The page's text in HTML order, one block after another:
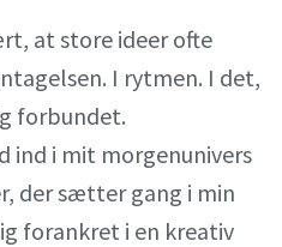
at store ideer ofte
I rytmen. I det,
forbundet.
ind i mit morgenunivers
der sætter gang i min
forankret i en kreativ